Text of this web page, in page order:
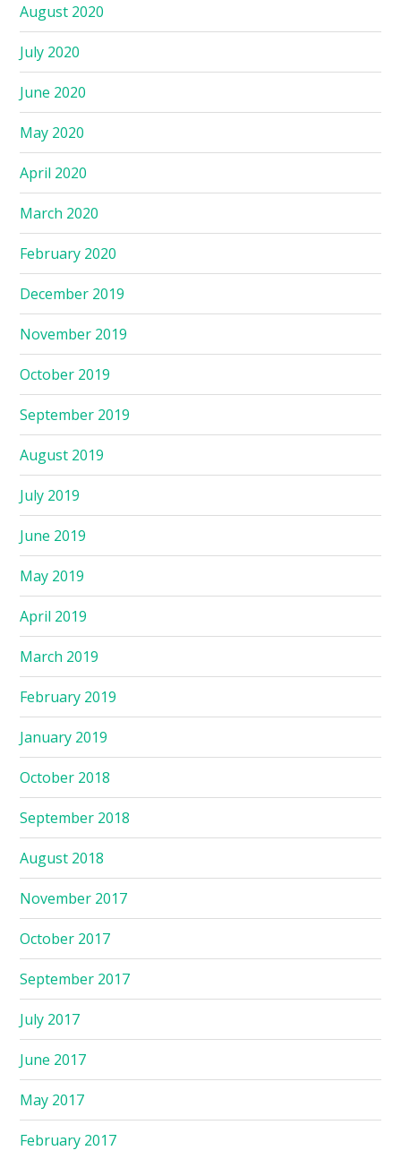
August 2020
July 2020
June 2020
May 2020
April 2020
March 2020
February 2020
December 2019
November 2019
October 2019
September 2019
August 2019
July 2019
June 2019
May 2019
April 2019
March 2019
February 2019
January 2019
October 2018
September 2018
August 2018
November 2017
October 2017
September 2017
July 2017
June 2017
May 2017
February 2017